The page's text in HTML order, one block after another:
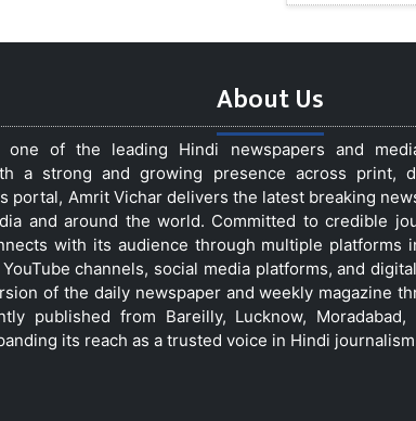
About Us
of the leading Hindi newspapers and
a strong and growing presence across print,
portal, Amrit Vichar delivers the latest breaking
and around the world. Committed to credible
with its audience through multiple platforms
channels, social media platforms, and
of the daily newspaper and weekly magazine
published from Bareilly, Lucknow, Moradabad,
its reach as a trusted voice in Hindi